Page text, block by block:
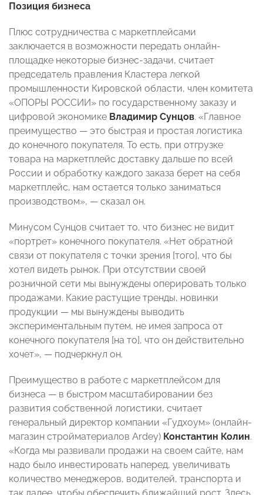
Позиция бизнеса
Плюс сотрудничества с маркетплейсами
заключается в возможности передать онлайн-
площадке некоторые бизнес-задачи, считает
председатель правления Кластера легкой
промышленности Кировской области, член комитета
«ОПОРЫ РОССИИ» по государственному заказу и
цифровой экономике Владимир Сунцов. «Главное
преимущество — это быстрая и простая логистика
до конечного покупателя. То есть, при отгрузке
товара на маркетплейс доставку дальше по всей
России и обработку каждого заказа берет на себя
маркетплейс, нам остается только заниматься
производством», — сказал он.
Минусом Сунцов считает то, что бизнес не видит
«портрет» конечного покупателя. «Нет обратной
связи от покупателя с точки зрения [того], что бы
хотел видеть рынок. При отсутствии своей
розничной сети мы вынуждены оперировать только
продажами. Какие растущие тренды, новинки
продукции — мы вынуждены выводить
экспериментальным путем, не имея запроса от
конечного покупателя [на то], что он действительно
хочет», — подчеркнул он.
Преимущество в работе с маркетплейсом для
бизнеса — в быстром масштабировании без
развития собственной логистики, считает
генеральный директор компании «Гудхоум» (онлайн-
магазин стройматериалов Ardey) Константин Колин.
«Когда мы развивали продажи на своем сайте, нам
надо было инвестировать наперед, увеличивать
количество менеджеров, водителей, транспорта и